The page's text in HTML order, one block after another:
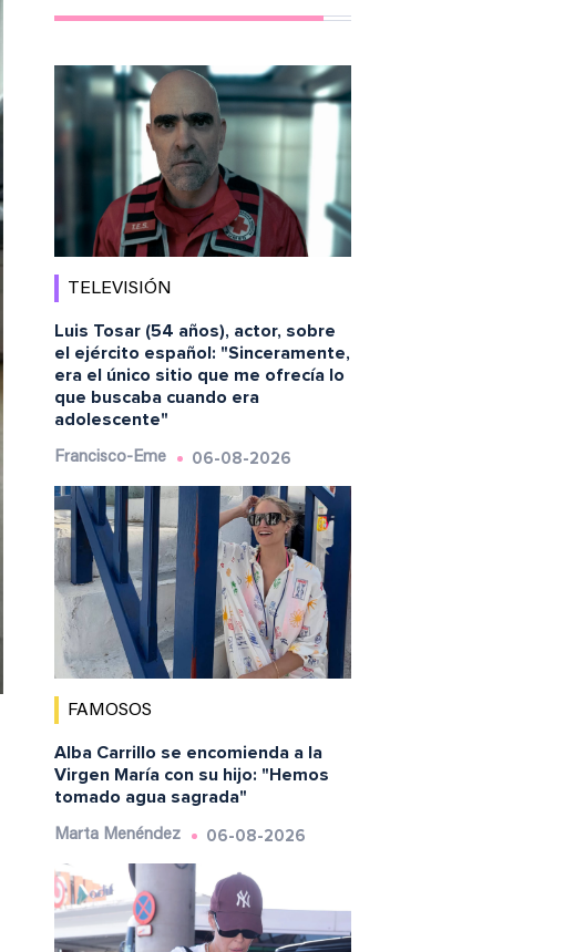
TELEVISIÓN
Luis Tosar (54 años), actor, sobre
el ejército español: "Sinceramente,
era el único sitio que me ofrecía lo
que buscaba cuando era
adolescente"
Francisco-Eme 06-08-2026
FAMOSOS
Alba Carrillo se encomienda a la
Virgen María con su hijo: "Hemos
tomado agua sagrada"
Marta Menéndez 06-08-2026